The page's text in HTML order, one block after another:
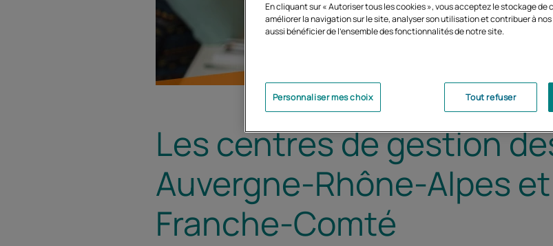
Les centres de gestion
Auvergne-Rhône-Alpes
Franche-Comté
En cliquant sur « Autoriser tous les cookies », vous acceptez le stockage de
améliorer la navigation sur le site, analyser son utilisation et contribuer à
aussi bénéficier de l'ensemble des fonctionnalités de notre site.
Tout refuser
Personnaliser mes choix